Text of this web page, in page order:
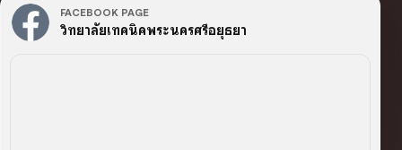
FACEBOOK PAGE
วิทยาลัยเทคนิคพระนครศรีอยุธยา